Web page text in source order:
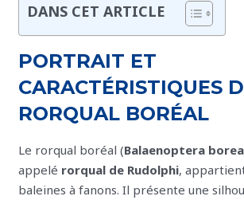
DANS CET ARTICLE
PORTRAIT ET
CARACTÉRISTIQUES
RORQUAL BORÉAL
Le rorqual boréal (Balaenoptera
appelé rorqual de Rudolphi,
baleines à fanons. Il présente une